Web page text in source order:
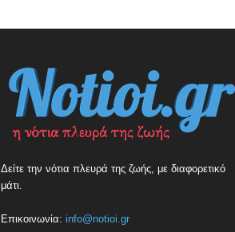
Δείτε την νότια πλευρά της ζωής, με διαφορετικό
μάτι.
Επικοινωνία: info@notioi.gr